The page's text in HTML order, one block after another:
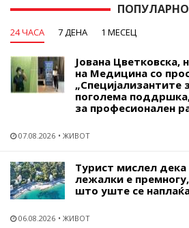
ПОПУЛАРНО
24 ЧАСА 7 ДЕНА 1 МЕСЕЦ
Јована Цветковска,
на Медицина со
„Специјализантите
поголема
за професионален
07.08.2026 ЖИВОТ
Турист мислел дека
лежалки е
што уште се
06.08.2026 ЖИВОТ